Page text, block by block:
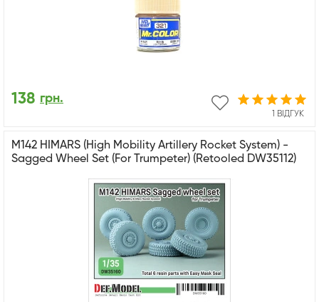
1 ВІДГУК
138 грн.
M142 HIMARS (High Mobility Artillery Rocket System) -
Sagged Wheel Set (For Trumpeter) (Retooled DW35112)